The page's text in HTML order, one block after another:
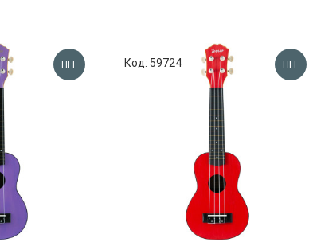
HIT Код: 59724 HIT